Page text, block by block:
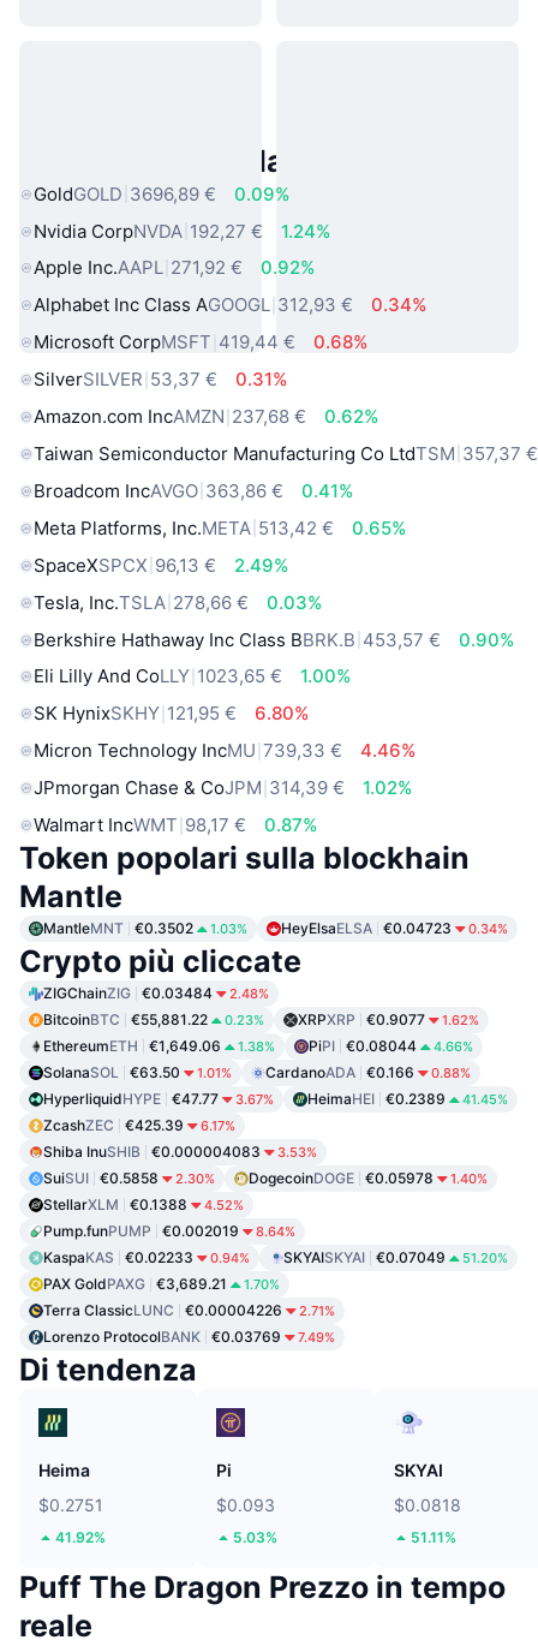
Asset reali popolari
GoldGOLD 3696,89 €
0.09%
Nvidia CorpNVDA 192,27 €
1.24%
Apple Inc.AAPL 271,92 €
0.92%
Alphabet Inc Class AGOOGL 312,93 €
0.34%
Microsoft CorpMSFT 419,44 €
0.68%
SilverSILVER 53,37 €
0.31%
Amazon.com IncAMZN 237,68 €
0.62%
Taiwan Semiconductor Manufacturing Co LtdTSM 357,37 €
Broadcom IncAVGO 363,86 €
0.41%
Meta Platforms, Inc.META 513,42 €
0.65%
SpaceXSPCX 96,13 €
2.49%
Tesla, Inc.TSLA 278,66 €
0.03%
Berkshire Hathaway Inc Class BBRK.B 453,57 €
0.90%
Eli Lilly And CoLLY 1023,65 €
1.00%
SK HynixSKHY 121,95 €
6.80%
Micron Technology IncMU 739,33 €
4.46%
JPmorgan Chase & CoJPM 314,39 €
1.02%
Walmart IncWMT 98,17 € 0.87%
Token popolari sulla blockhain
Mantle
MantleMNT €0.3502 1.03% HeyElsaELSA €0.04723 0.34%
Crypto più cliccate
ZIGChainZIG €0.03484 2.48%
BitcoinBTC €55,881.22 0.23% XRPXRP €0.9077 1.62%
EthereumETH €1,649.06 1.38% PiPI €0.08044 4.66%
SolanaSOL €63.50 1.01% CardanoADA €0.166 0.88%
HyperliquidHYPE €47.77 3.67% HeimaHEI €0.2389 41.45%
ZcashZEC €425.39 6.17%
Shiba InuSHIB €0.000004083 3.53%
SuiSUI €0.5858 2.30% DogecoinDOGE €0.05978 1.40%
StellarXLM €0.1388 4.52%
Pump.funPUMP €0.002019 8.64%
KaspaKAS €0.02233 0.94% SKYAISKYAI €0.07049 51.20%
PAX GoldPAXG €3,689.21 1.70%
Terra ClassicLUNC €0.00004226 2.71%
Lorenzo ProtocolBANK €0.03769 7.49%
Di tendenza
Heima
$0.2751
41.92%
Pi
$0.093
5.03%
SKYAI
$0.0818
51.11%
Puff The Dragon Prezzo in tempo
reale